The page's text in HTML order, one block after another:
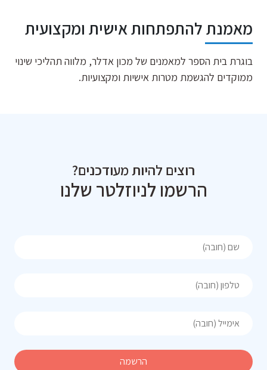
מאמנת להתפתחות אישית ומקצועית
בוגרת בית הספר למאמנים של מכון אדלר, מלווה תהליכי שינוי
ממוקדים להגשמת מטרות אישיות ומקצועיות.
רוצים להיות מעודכנים?
הרשמו לניוזלטר שלנו